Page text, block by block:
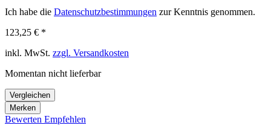
Ich habe die Datenschutzbestimmungen zur Kenntnis genommen.
123,25 € *
inkl. MwSt. zzgl. Versandkosten
Momentan nicht lieferbar
Vergleichen
Merken
Bewerten Empfehlen